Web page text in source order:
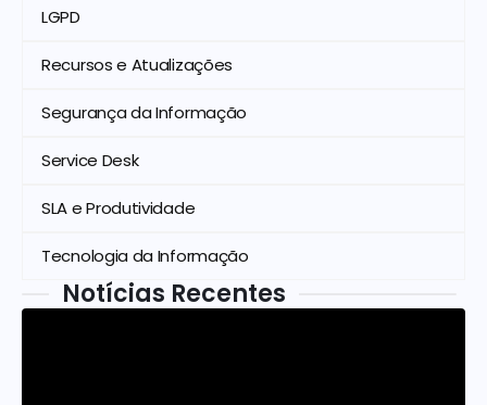
LGPD
Recursos e Atualizações
Segurança da Informação
Service Desk
SLA e Produtividade
Tecnologia da Informação
Notícias Recentes